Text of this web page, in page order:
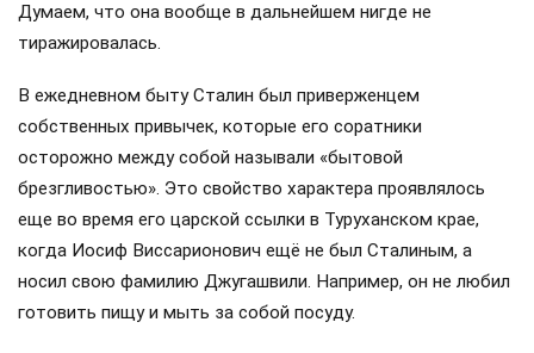
Думаем, что она вообще в дальнейшем нигде не
тиражировалась.
В ежедневном быту Сталин был приверженцем
собственных привычек, которые его соратники
осторожно между собой называли «бытовой
брезгливостью». Это свойство характера проявлялось
еще во время его царской ссылки в Туруханском крае,
когда Иосиф Виссарионович ещё не был Сталиным, а
носил свою фамилию Джугашвили. Например, он не любил
готовить пищу и мыть за собой посуду.